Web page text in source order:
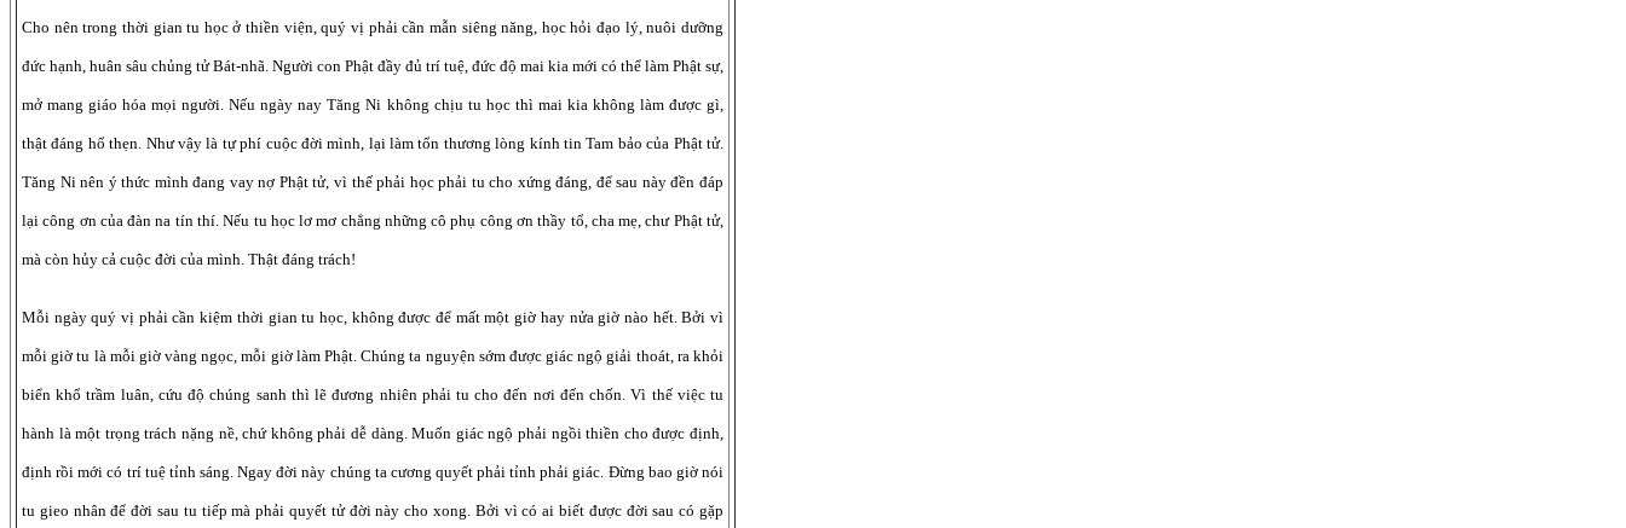
Cho nên trong thời gian tu học ở thiền viện, quý vị phải cần mẫn siêng năng, học hỏi đạo lý, nuôi dưỡng
đức hạnh, huân sâu chủng tử Bát-nhã. Người con Phật đầy đủ trí tuệ, đức độ mai kia mới có thể làm Phật sự,
mở mang giáo hóa mọi người. Nếu ngày nay Tăng Ni không chịu tu học thì mai kia không làm được gì,
thật đáng hổ thẹn. Như vậy là tự phí cuộc đời mình, lại làm tổn thương lòng kính tin Tam bảo của Phật tử.
Tăng Ni nên ý thức mình đang vay nợ Phật tử, vì thế phải học phải tu cho xứng đáng, để sau này đền đáp
lại công ơn của đàn na tín thí. Nếu tu học lơ mơ chẳng những cô phụ công ơn thầy tổ, cha mẹ, chư Phật tử,
mà còn hủy cả cuộc đời của mình. Thật đáng trách!
Mỗi ngày quý vị phải cần kiệm thời gian tu học, không được để mất một giờ hay nửa giờ nào hết. Bởi vì
mỗi giờ tu là mỗi giờ vàng ngọc, mỗi giờ làm Phật. Chúng ta nguyện sớm được giác ngộ giải thoát, ra khỏi
biển khổ trầm luân, cứu độ chúng sanh thì lẽ đương nhiên phải tu cho đến nơi đến chốn. Vì thế việc tu
hành là một trọng trách nặng nề, chứ không phải dễ dàng. Muốn giác ngộ phải ngồi thiền cho được định,
định rồi mới có trí tuệ tỉnh sáng. Ngay đời này chúng ta cương quyết phải tỉnh phải giác. Đừng bao giờ nói
tu gieo nhân để đời sau tu tiếp mà phải quyết tử đời này cho xong. Bởi vì có ai biết được đời sau có gặp